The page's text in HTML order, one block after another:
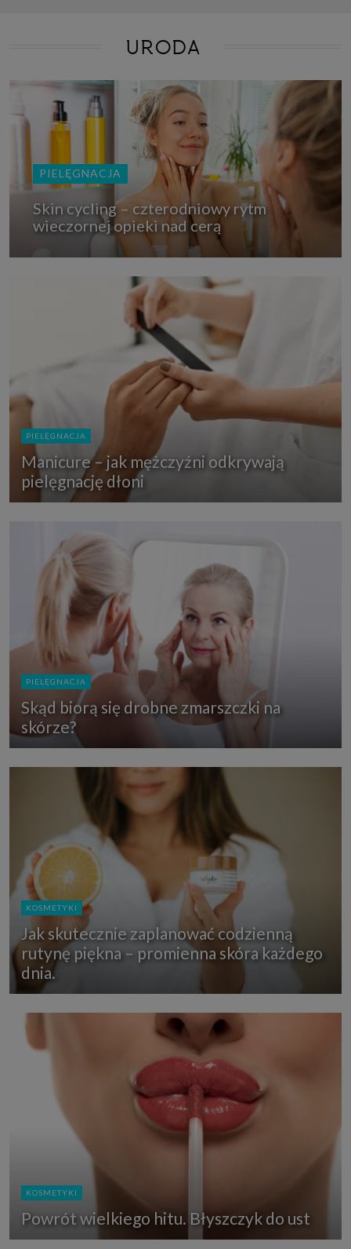
URODA
PIELĘGNACJA
Skin cycling – czterodniowy rytm
wieczornej opieki nad cerą
PIELĘGNACJA
Manicure – jak mężczyźni odkrywają
pielęgnację dłoni
PIELĘGNACJA
Skąd biorą się drobne zmarszczki na
skórze?
KOSMETYKI
Jak skutecznie zaplanować codzienną
rutynę piękna – promienna skóra każdego
dnia.
KOSMETYKI
Powrót wielkiego hitu. Błyszczyk do ust